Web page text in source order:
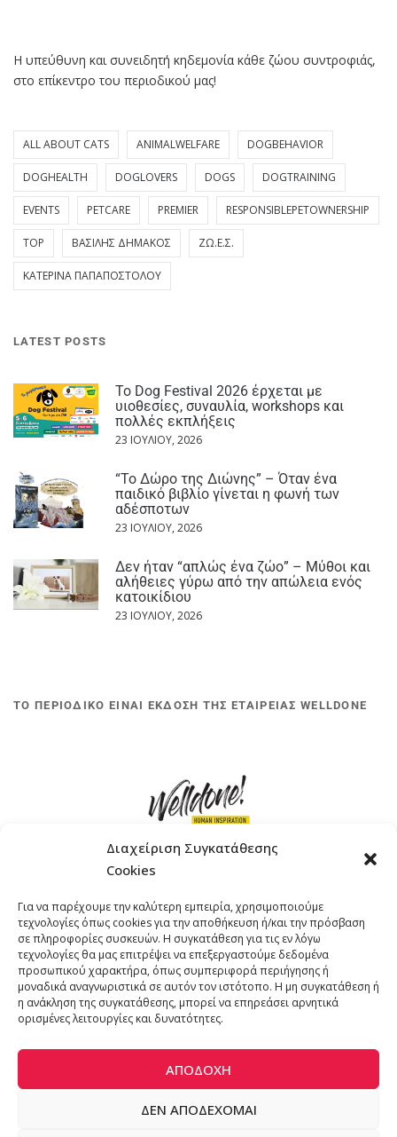
Διαχείριση Συγκατάθεσης
Cookies
Για να παρέχουμε την καλύτερη εμπειρία, χρησιμοποιούμε
τεχνολογίες όπως cookies για την αποθήκευση ή/και την πρόσβαση
σε πληροφορίες συσκευών. Η συγκατάθεση για τις εν λόγω
τεχνολογίες θα μας επιτρέψει να επεξεργαστούμε δεδομένα
προσωπικού χαρακτήρα, όπως συμπεριφορά περιήγησης ή
μοναδικά αναγνωριστικά σε αυτόν τον ιστότοπο. Η μη συγκατάθεση ή
η ανάκληση της συγκατάθεσης, μπορεί να επηρεάσει αρνητικά
ορισμένες λειτουργίες και δυνατότητες.
ΑΠΟΔΟΧΉ
ΔΕΝ ΑΠΟΔΈΧΟΜΑΙ
Η υπεύθυνη και συνειδητή κηδεμονία κάθε ζώου συντροφιάς,
στο επίκεντρο του περιοδικού μας!
ALL ABOUT CATS ANIMALWELFARE DOGBEHAVIOR
DOGHEALTH DOGLOVERS DOGS DOGTRAINING
EVENTS PETCARE PREMIER RESPONSIBLEPETOWNERSHIP
TOP ΒΑΣΊΛΗΣ ΔΗΜΆΚΟΣ ΖΩ.Ε.Σ.
ΚΑΤΕΡΊΝΑ ΠΑΠΑΠΟΣΤΌΛΟΥ
LATEST POSTS
Το Dog Festival 2026 έρχεται με
υιοθεσίες, συναυλία, workshops και
πολλές εκπλήξεις
23 ΙΟΥΛΊΟΥ, 2026
“Το Δώρο της Διώνης” – Όταν ένα
παιδικό βιβλίο γίνεται η φωνή των
αδέσποτων
23 ΙΟΥΛΊΟΥ, 2026
Δεν ήταν “απλώς ένα ζώο” – Μύθοι και
αλήθειες γύρω από την απώλεια ενός
κατοικίδιου
23 ΙΟΥΛΊΟΥ, 2026
ΤΟ ΠΕΡΙΟΔΙΚΟ ΕΙΝΑΙ ΕΚΔΟΣΗ ΤΗΣ ΕΤΑΙΡΕΙΑΣ WELLDONE
ΤΗΛΕΦΩΝΟ: +30 211 4021758
EMAIL:info@welldone.com.gr